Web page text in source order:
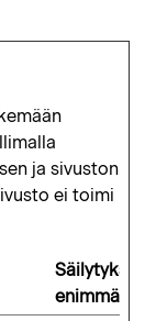
ja sivuston
ei toimi
Säilytyksen